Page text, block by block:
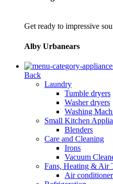
Get ready to impressive
Alby Urbanears
Back
Laundry
Tumble dryers
Washer dryers
Washing
Small Kitchen
Blenders
Care and Cleaning
Irons
Vacuum
Fans, Heating & Air
Air